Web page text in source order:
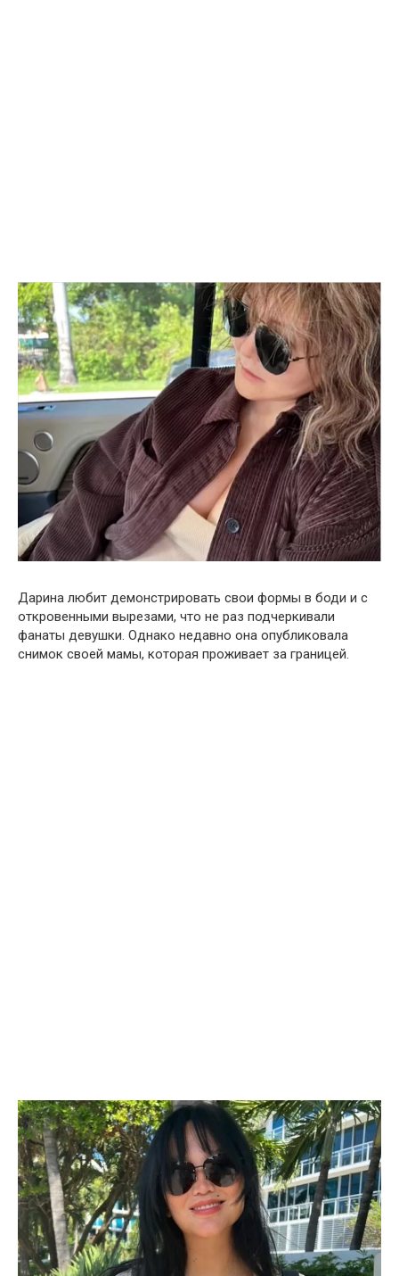
Дарина любит демонстрировать свои формы в боди и с
откровенными вырезами, что не раз подчеркивали
фанаты девушки. Однако недавно она опубликовала
снимок своей мамы, которая проживает за границей.